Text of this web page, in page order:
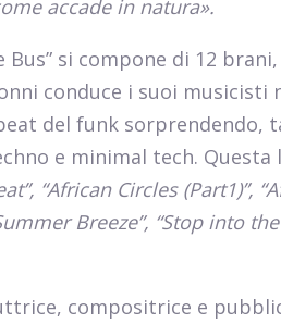
accade in natura».
Bus” si compone di 12
conduce i suoi musicisti
del funk
e minimal tech.
“African Circles (Part1)”,
Breeze”, “Stop into
compositrice e